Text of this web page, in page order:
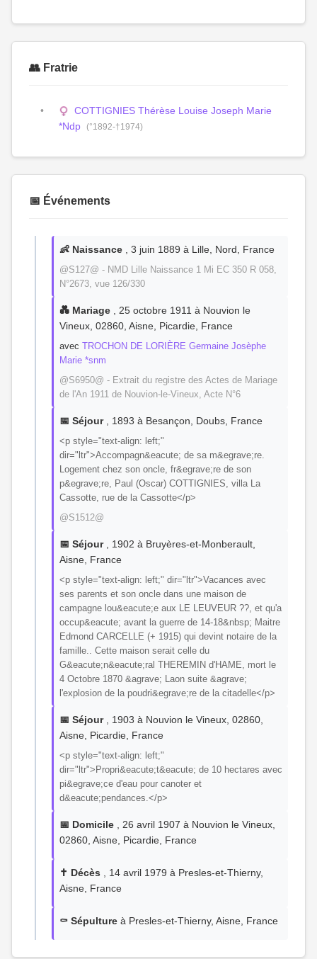
👥 Fratrie
COTTIGNIES Thérèse Louise Joseph Marie
*Ndp
(°1892-†1974)
📅 Événements
👶 Naissance , 3 juin 1889 à Lille, Nord, France
@S127@ - NMD Lille Naissance 1 Mi EC 350 R 058,
N°2673, vue 126/330
💑 Mariage , 25 octobre 1911 à Nouvion le
Vineux, 02860, Aisne, Picardie, France
avec TROCHON DE LORIÈRE Germaine Josèphe
Marie *snm
@S6950@ - Extrait du registre des Actes de Mariage
de l'An 1911 de Nouvion-le-Vineux, Acte N°6
📅 Séjour, 1893 à Besançon, Doubs, France
<p style="text-align: left;"
dir="ltr">Accompagn&eacute; de sa m&egrave;re.
Logement chez son oncle, fr&egrave;re de son
p&egrave;re, Paul (Oscar) COTTIGNIES, villa La
Cassotte, rue de la Cassotte</p>
@S1512@
📅 Séjour, 1902 à Bruyères-et-Monberault,
Aisne, France
<p style="text-align: left;" dir="ltr">Vacances avec
ses parents et son oncle dans une maison de
campagne lou&eacute;e aux LE LEUVEUR ??, et qu'a
occup&eacute; avant la guerre de 14-18&nbsp; Maitre
Edmond CARCELLE (+ 1915) qui devint notaire de la
famille.. Cette maison serait celle du
G&eacute;n&eacute;ral THEREMIN d'HAME, mort le
4 Octobre 1870 &agrave; Laon suite &agrave;
l'explosion de la poudri&egrave;re de la citadelle</p>
📅 Séjour, 1903 à Nouvion le Vineux, 02860,
Aisne, Picardie, France
<p style="text-align: left;"
dir="ltr">Propri&eacute;t&eacute; de 10 hectares avec
pi&egrave;ce d'eau pour canoter et
d&eacute;pendances.</p>
📅 Domicile , 26 avril 1907 à Nouvion le Vineux,
02860, Aisne, Picardie, France
✝️ Décès , 14 avril 1979 à Presles-et-Thierny,
Aisne, France
⚰️ Sépulture à Presles-et-Thierny, Aisne, France